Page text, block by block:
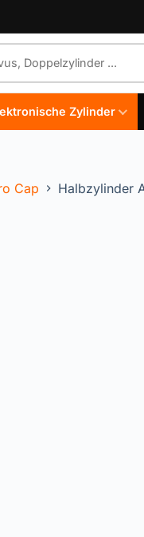
Zylinder
Cap Halbzylinder